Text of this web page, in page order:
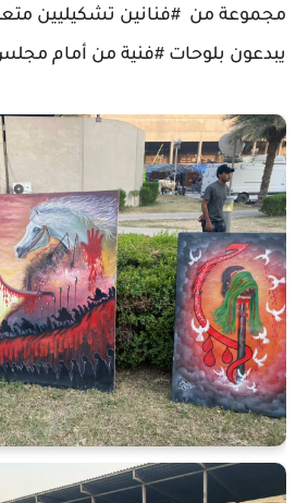
مجموعة من #فنانين تشكيليين
يبدعون بلوحات #فنية من أمام